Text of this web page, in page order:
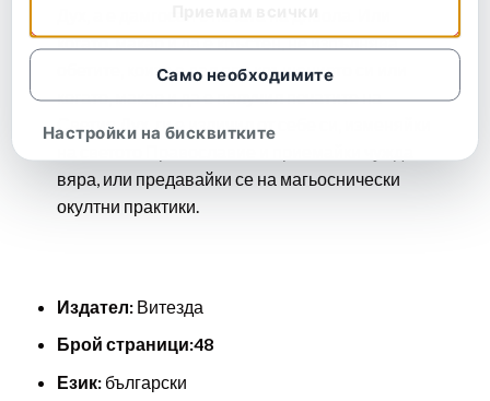
когато, макар и да е кръстен, не изпълнява
обетите, които е дал при кръщението си или
когато, макар и да е получил печатите на
Светия Дух, ги е изличил от себе си, изменяйки
вяра, или предавайки се на магьоснически
окултни практики.
Издател:Витезда
Брой страници:48
Език:български
Само необходимите
Настройки на бисквитките